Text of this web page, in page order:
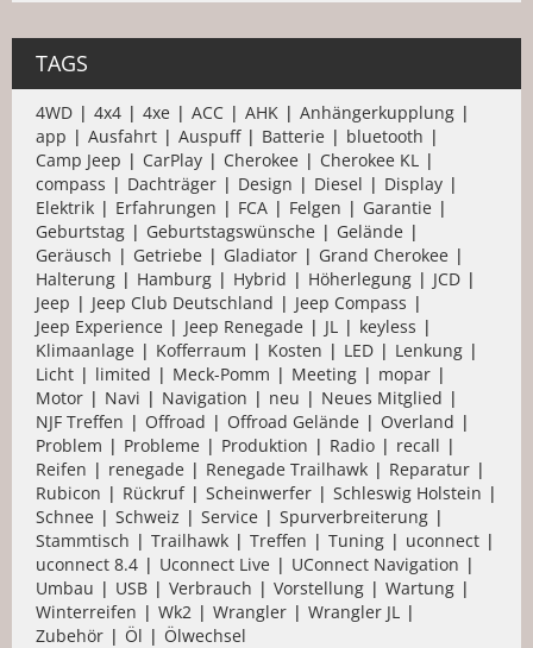
TAGS
4WD 4x4 4xe ACC AHK
Anhängerkupplung
app
Ausfahrt Auspuff Batterie
bluetooth
Camp Jeep
CarPlay Cherokee
Cherokee KL
compass
Dachträger Design Diesel
Display
Elektrik
Erfahrungen FCA Felgen
Garantie
Geburtstag
Geburtstagswünsche
Gelände
Geräusch
Getriebe Gladiator
Grand Cherokee
Halterung
Hamburg Hybrid Höherlegung
JCD
Jeep
Jeep Club Deutschland
Jeep Compass
Jeep Experience
Jeep Renegade JL
keyless
Klimaanlage
Kofferraum Kosten LED
Lenkung
Licht
limited Meck-Pomm Meeting
mopar
Motor
Navi Navigation neu
Neues Mitglied
NJF Treffen
Offroad Offroad Gelände
Overland
Problem
Probleme Produktion Radio
recall
Reifen
renegade Renegade Trailhawk
Reparatur
Rubicon
Rückruf Scheinwerfer
Schleswig Holstein
Schnee
Schweiz Service
Spurverbreiterung
Stammtisch
Trailhawk Treffen Tuning
uconnect
uconnect 8.4
Uconnect Live
UConnect Navigation
Umbau
USB Verbrauch Vorstellung
Wartung
Winterreifen
Wk2 Wrangler
Wrangler JL
Zubehör
Öl Ölwechsel